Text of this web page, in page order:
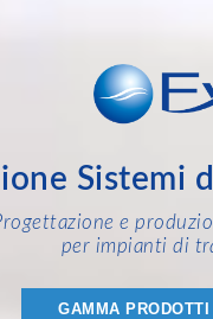
Sistemi
e
per impianti di
GAMMA PRODOTTI